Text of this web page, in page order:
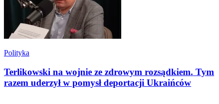
Polityka
Terlikowski na wojnie ze zdrowym rozsądkiem. Tym
razem uderzył w pomysł deportacji Ukraińców